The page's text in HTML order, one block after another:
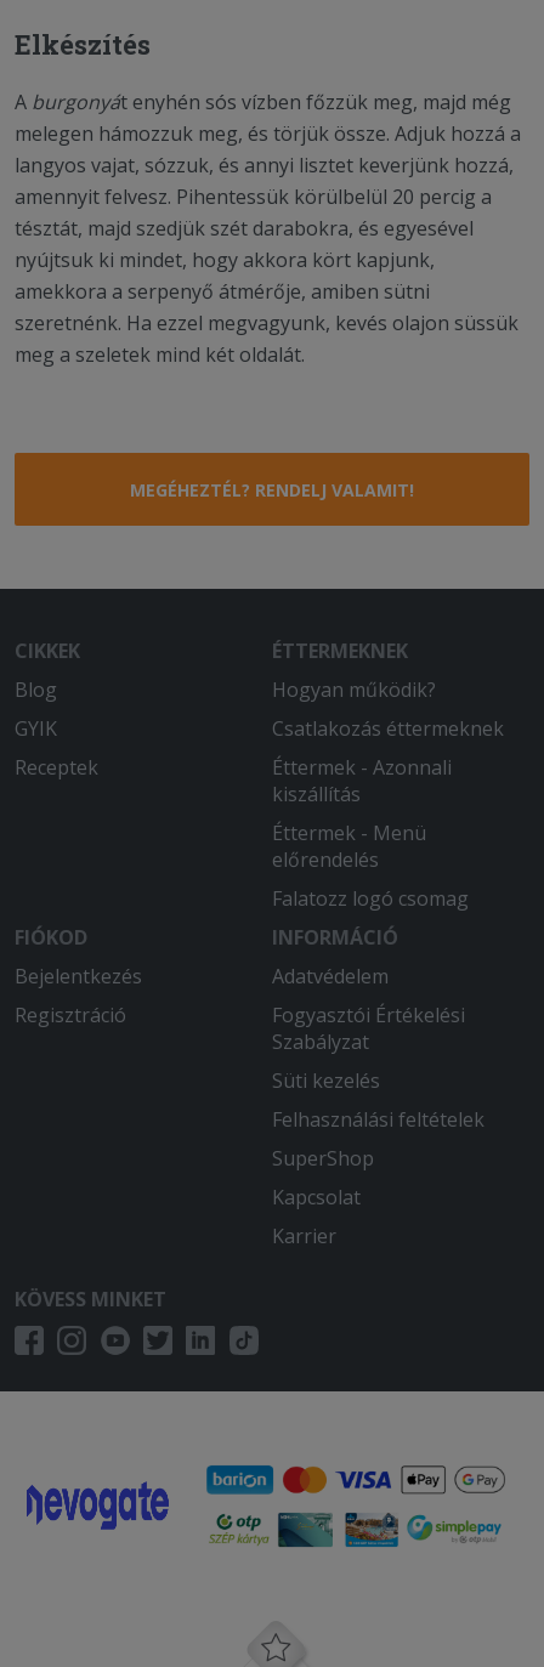
Elkészítés
A burgonyát enyhén sós vízben főzzük meg, majd még
melegen hámozzuk meg, és törjük össze. Adjuk hozzá a
langyos vajat, sózzuk, és annyi lisztet keverjünk hozzá,
amennyit felvesz. Pihentessük körülbelül 20 percig a
tésztát, majd szedjük szét darabokra, és egyesével
nyújtsuk ki mindet, hogy akkora kört kapjunk,
amekkora a serpenyő átmérője, amiben sütni
szeretnénk. Ha ezzel megvagyunk, kevés olajon süssük
meg a szeletek mind két oldalát.
MEGÉHEZTÉL? RENDELJ VALAMIT!
CIKKEK
Blog
GYIK
Receptek
ÉTTERMEKNEK
Hogyan működik?
Csatlakozás éttermeknek
Éttermek - Azonnali
kiszállítás
Éttermek - Menü
előrendelés
Falatozz logó csomag
FIÓKOD
Bejelentkezés
Regisztráció
INFORMÁCIÓ
Adatvédelem
Fogyasztói Értékelési
Szabályzat
Süti kezelés
Felhasználási feltételek
SuperShop
Kapcsolat
Karrier
KÖVESS MINKET